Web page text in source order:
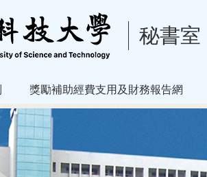
秘書室
獎勵補助經費支用及財務報告網